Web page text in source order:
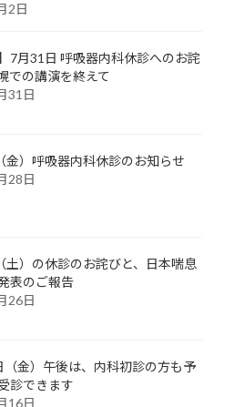
2日
7月31日 呼吸器内科休診へのお詫
での講演を終えて
31日
金）呼吸器内科休診のお知らせ
28日
土）の休診のお詫びと、日本喘息
表のご報告
26日
（金）午後は、内科初診の方も予
診できます
16日